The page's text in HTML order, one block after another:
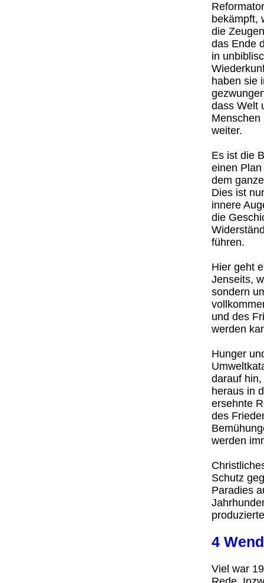
bekämpft,
die
das Ende
in
haben sie
dass Welt
Menschen
weiter.
Es ist die
einen
dem
Dies ist
innere
die
führen.
Hier geht
Jenseits,
sondern
und des
werden
Hunger
darauf
heraus in
ersehnte
des
werden
Schutz
Paradies
4
Viel war